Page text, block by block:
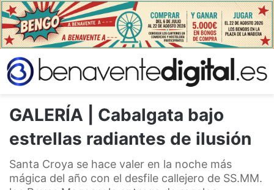
GALERÍA | Cabalgata bajo
estrellas radiantes de ilusión
Santa Croya se hace valer en la noche más
mágica del año con el desfile callejero de SS.MM.